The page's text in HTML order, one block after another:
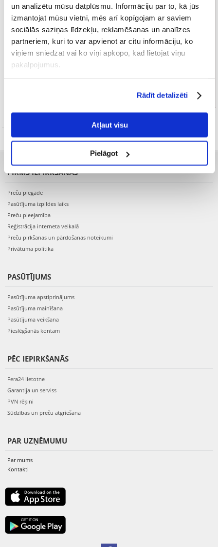
un analizētu mūsu datplūsmu. Informāciju par to, kā jūs
izmantojat mūsu vietni, mēs arī kopīgojam ar saviem
sociālās saziņas līdzekļu, reklamēšanas un analīzes
partneriem, kuri to var apvienot ar citu informāciju, ko
viņiem sniedzat vai ko viņi apkopo, kad lietojat viņu
pakalpojumus.
Rādīt detalizēti
Atļaut visu
Pielāgot
PIRMS IEPIRKŠANĀS
Preču piegāde
Pasūtījuma izpildes laiks
Preču pieejamība
Reģistrācija interneta veikalā
Preču pirkšanas un pārdošanas noteikumi
Privātuma politika
PASŪTĪJUMS
Pasūtījuma apstiprinājums
Pasūtījuma mainīšana
Pasūtījuma veikšana
Pieslēgšanās kontam
PĒC IEPIRKŠANĀS
Fera24 lietotne
Garantija un serviss
PVN rēķini
Sūdzības un preču atgriešana
PAR UZŅĒMUMU
Par mums
Kontakti